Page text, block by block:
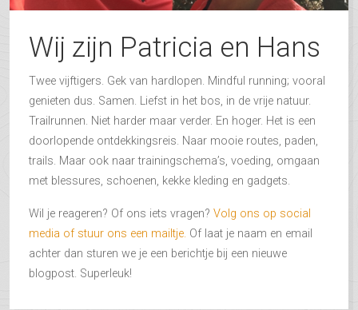
Wij zijn Patricia en Hans
Twee vijftigers. Gek van hardlopen. Mindful running; vooral
genieten dus. Samen. Liefst in het bos, in de vrije natuur.
Trailrunnen. Niet harder maar verder. En hoger. Het is een
doorlopende ontdekkingsreis. Naar mooie routes, paden,
trails. Maar ook naar trainingschema’s, voeding, omgaan
met blessures, schoenen, kekke kleding en gadgets.
Wil je reageren? Of ons iets vragen? Volg ons op social
media of stuur ons een mailtje. Of laat je naam en email
achter dan sturen we je een berichtje bij een nieuwe
blogpost. Superleuk!